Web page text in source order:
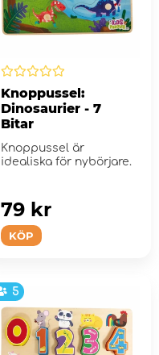
Knoppussel:
Dinosaurier - 7
Bitar
Knoppussel är
idealiska för nybörjare.
KÖP
79 kr
5